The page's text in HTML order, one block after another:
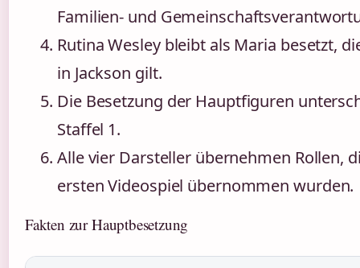
Familien- und
Rutina Wesley bleibt als Maria besetzt,
in Jackson gilt.
Die Besetzung der Hauptfiguren
Staffel 1.
Alle vier Darsteller übernehmen Rollen,
ersten Videospiel übernommen wurden.
Fakten zur Hauptbesetzung